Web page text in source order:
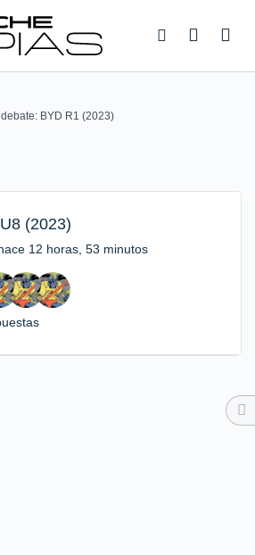
BYD R1 (2023)
(2023)
12 horas, 53 minutos